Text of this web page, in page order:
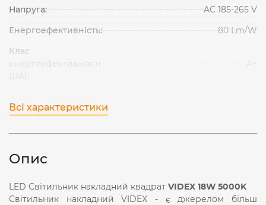
Напруга:
AC 185-265 V
Енергоефективність:
80 Lm/W
Клас
Всі характеристики
Опис
LED Світильник накладний квадрат VIDEX 18W 5000K
Світильник накладний VIDEX - є джерелом більш